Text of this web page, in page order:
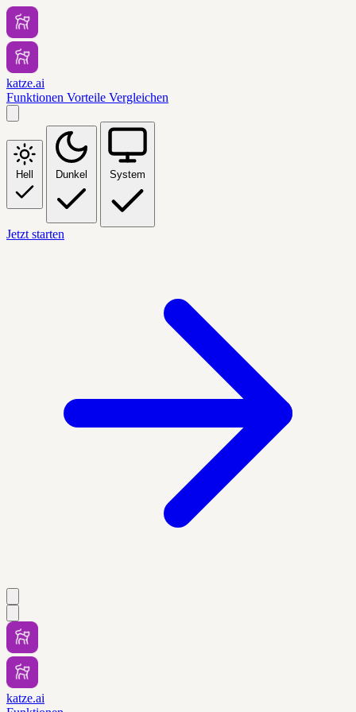
katze.ai
Funktionen Vorteile Vergleichen
Hell Dunkel System
Jetzt starten
katze.ai